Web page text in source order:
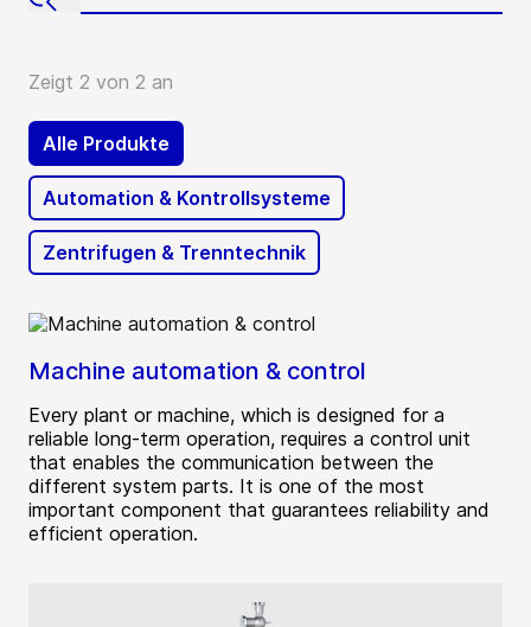
Zeigt 2 von 2 an
Alle Produkte
Automation & Kontrollsysteme
Zentrifugen & Trenntechnik
Machine automation & control
Every plant or machine, which is designed for a
reliable long-term operation, requires a control unit
that enables the communication between the
different system parts. It is one of the most
important component that guarantees reliability and
efficient operation.